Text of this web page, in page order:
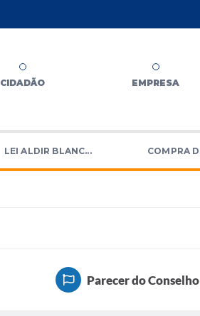
CIDADÃO EMPRESA
LEI ALDIR BLANC... COMPRA
Parecer do Conselho